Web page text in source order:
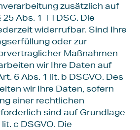
zusätzlich auf
Abs. 1 TTDSG. Die
widerrufbar. Sind Ihre
oder zur
Maßnahmen
wir Ihre Daten auf
6 Abs. 1 lit. b DSGVO. Des
wir Ihre Daten, sofern
einer rechtlichen
sind auf Grundlage
c DSGVO. Die